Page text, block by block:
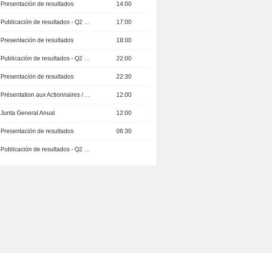
Presentación de resultados 14:00
Publicación de resultados - Q2 2026 17:00
Presentación de resultados 18:00
Publicación de resultados - Q2 2026 22:00
Presentación de resultados 22:30
Présentation aux Actionnaires / Analystes 12:00
Junta General Anual 12:00
Presentación de resultados 06:30
Publicación de resultados - Q2 2026